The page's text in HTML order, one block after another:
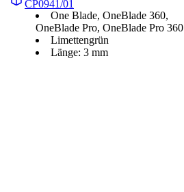
CP0941/01
One Blade, OneBlade 360,
OneBlade Pro, OneBlade Pro 360
Limettengrün
Länge: 3 mm